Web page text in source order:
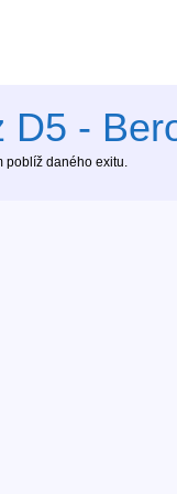
-
poblíž daného exitu.